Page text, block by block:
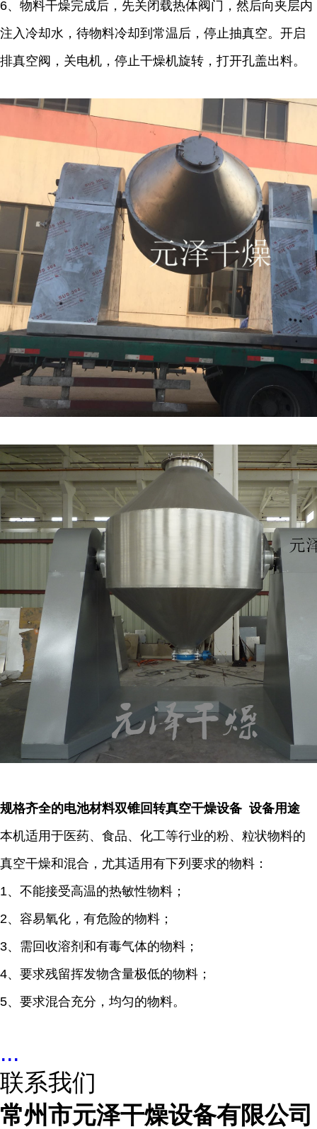
6、物料干燥完成后，先关闭载热体阀门，然后向夹层内
注入冷却水，待物料冷却到常温后，停止抽真空。开启
排真空阀，关电机，停止干燥机旋转，打开孔盖出料。
规格齐全的电池材料双锥回转真空干燥设备 设备用途
本机适用于医药、食品、化工等行业的粉、粒状物料的
真空干燥和混合，尤其适用有下列要求的物料：
1、不能接受高温的热敏性物料；
2、容易氧化，有危险的物料；
3、需回收溶剂和有毒气体的物料；
4、要求残留挥发物含量极低的物料；
5、要求混合充分，均匀的物料。
...
联系我们
常州市元泽干燥设备有限公司